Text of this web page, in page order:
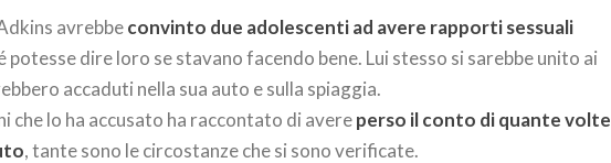
avrebbeconvinto due adolescenti ad avere rapporti sessuali
potesse dire loro se stavano facendo bene. Lui stesso si sarebbe unito ai
accaduti nella sua auto e sulla spiaggia.
che lo ha accusato ha raccontato di avereperso il conto di quante volte
, tante sono le circostanze che si sono verificate.